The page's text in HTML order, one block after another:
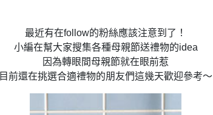
最近有在follow的粉絲應該注意到了！
小編在幫大家搜集各種母親節送禮物的idea
因為轉眼間母親節就在眼前惹
目前還在挑選合適禮物的朋友們這幾天歡迎參考～